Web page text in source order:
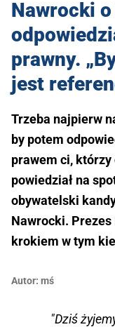
Nawrocki
prawny.
jest
Trzeba najpierw
by potem
prawem ci,
powiedział na
obywatelski
Nawrocki. Prezes
krokiem w tym
Autor: mś
"Dziś